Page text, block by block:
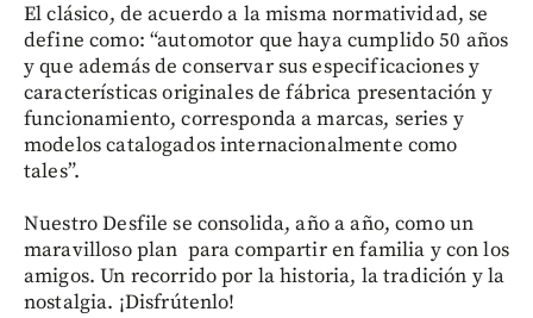
El clásico, de acuerdo a la misma normatividad, se
define como: “automotor que haya cumplido 50 años
y que además de conservar sus especificaciones y
características originales de fábrica presentación y
funcionamiento, corresponda a marcas, series y
modelos catalogados internacionalmente como
tales”.
Nuestro Desfile se consolida, año a año, como un
maravilloso plan para compartir en familia y con los
amigos. Un recorrido por la historia, la tradición y la
nostalgia. ¡Disfrútenlo!